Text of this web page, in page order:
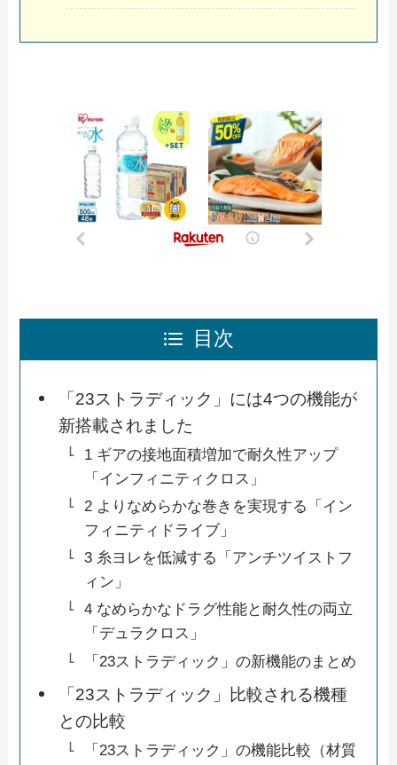
目次
「23ストラディック」には4つの機能が
新搭載されました
1 ギアの接地面積増加で耐久性アップ
「インフィニティクロス」
2 よりなめらかな巻きを実現する「イン
フィニティドライブ」
3 糸ヨレを低減する「アンチツイストフ
ィン」
4 なめらかなドラグ性能と耐久性の両立
「デュラクロス」
「23ストラディック」の新機能のまとめ
「23ストラディック」比較される機種
との比較
「23ストラディック」の機能比較（材質